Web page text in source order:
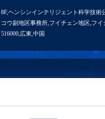
8F,ヘンシンインテリジェント科学技術
コウ副地区事務所,フイチェン地区,フイ
516000,広東,中国